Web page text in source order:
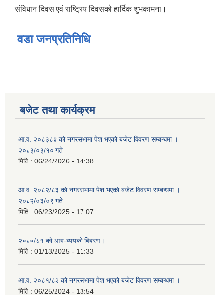
संविधान दिवस एवं राष्ट्रिय दिवसको हार्दिक शुभकामना।
वडा जनप्रतिनिधि
बजेट तथा कार्यक्रम
आ.व. २०८३८४ को नगरसभामा पेश भएको बजेट विवरण सम्बन्धमा ।
२०८३/०३/१० गते
मिति : 06/24/2026 - 14:38
आ.व. २०८२/८३ को नगरसभामा पेश भएको बजेट विवरण सम्बन्धमा ।
२०८२/०३/०९ गते
मिति : 06/23/2025 - 17:07
२०८०/८१ को आय-व्ययको विवरण।
मिति : 01/13/2025 - 11:33
आ.व. २०८१/८२ को नगरसभामा पेश भएको बजेट विवरण सम्बन्धमा ।
मिति : 06/25/2024 - 13:54